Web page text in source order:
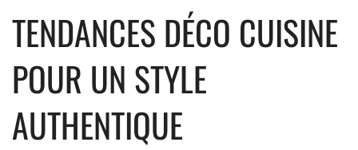
TENDANCES DÉCO CUISINE
POUR UN STYLE
AUTHENTIQUE